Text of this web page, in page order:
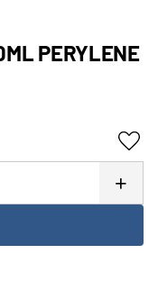
PERYLENE
+